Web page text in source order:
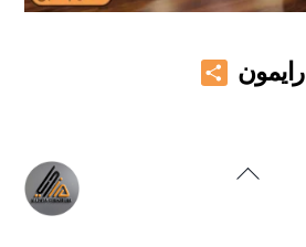
رايمون
Back